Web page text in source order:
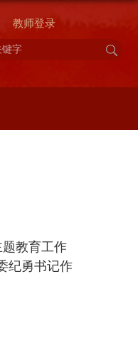
教师登录
教育工作
纪勇书记作